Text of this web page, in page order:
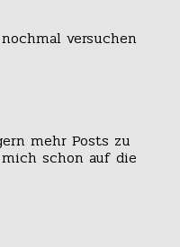
versuchen
mehr Posts zu
schon auf die